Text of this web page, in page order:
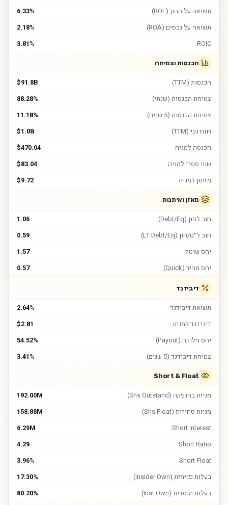
תשואה על ההון (ROE)
6.33%
תשואה על נכסים (ROA)
2.18%
ROIC
3.81%
הכנסות וצמיחה
הכנסות (TTM)
$91.8B
צמיחת הכנסות (שנתי)
88.28%
צמיחת הכנסות (5 שנים)
11.18%
רווח נקי (TTM)
$1.0B
הכנסה למניה
$470.04
שווי ספרי למניה
$83.04
מזומן למניה
$9.72
מאזן ואיתנות
חוב להון (Debt/Eq)
1.06
חוב ל״ט/הון (LT Debt/Eq)
0.59
יחס שוטף
1.57
יחס מהיר (Quick)
0.57
דיבידנד
תשואת דיבידנד
2.64%
דיבידנד למניה
$2.81
יחס חלוקה (Payout)
54.52%
צמיחת דיבידנד (5 שנים)
3.41%
Short & Float
מניות בהנפקה (Shs Outstand)
192.00M
מניות סחירות (Shs Float)
158.88M
Short Interest
6.29M
Short Ratio
4.29
Short Float
3.96%
בעלות פנימית (Insider Own)
17.30%
בעלות מוסדית (Inst Own)
80.20%